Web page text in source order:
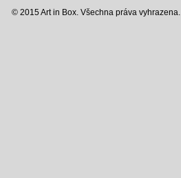
© 2015 Art in Box. Všechna práva vyhrazena.